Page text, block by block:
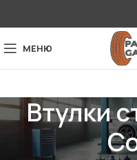
МЕНЮ
Втулки